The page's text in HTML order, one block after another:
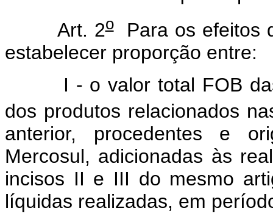
Art. 2oPara os efeitos
estabelecer proporção entre:
I - o valor total FOB
dos produtos relacionados
anterior, procedentes e
Mercosul, adicionadas às
incisos II e III do mesmo
líquidas realizadas, em